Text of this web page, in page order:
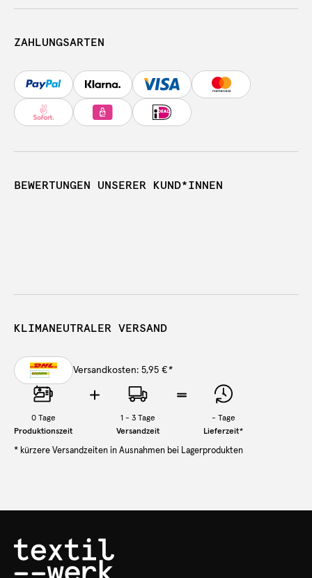
ZAHLUNGSARTEN
BEWERTUNGEN UNSERER KUND*INNEN
KLIMANEUTRALER VERSAND
Versandkosten: 5,95 €*
0Tage
Produktionszeit
1 - 3 Tage
Versandzeit
- Tage
Lieferzeit*
* kürzere Versandzeiten in Ausnahmen bei Lagerprodukten